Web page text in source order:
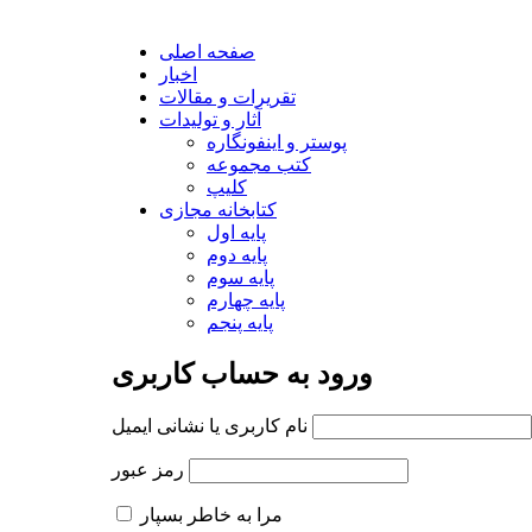
صفحه اصلی
اخبار
تقریرات و مقالات
آثار و تولیدات
پوستر و اینفونگاره
کتب مجموعه
کلیپ
کتابخانه مجازی
پایه اول
پایه دوم
پایه سوم
پایه چهارم
پایه پنجم
ورود به حساب کاربری
نام کاربری یا نشانی ایمیل
رمز عبور
مرا به خاطر بسپار